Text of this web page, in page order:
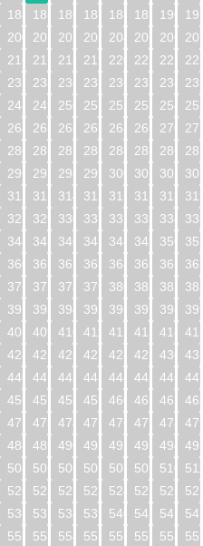
184 185 186 187 188 189 190
200 201 202 203 204 205 206
216 217 218 219 220 221 222
232 233 234 235 236 237 238
248 249 250 251 252 253 254
264 265 266 267 268 269 270
280 281 282 283 284 285 286
296 297 298 299 300 301 302
312 313 314 315 316 317 318
328 329 330 331 332 333 334
344 345 346 347 348 349 350
360 361 362 363 364 365 366
376 377 378 379 380 381 382
392 393 394 395 396 397 398
408 409 410 411 412 413 414
424 425 426 427 428 429 430
440 441 442 443 444 445 446
456 457 458 459 460 461 462
472 473 474 475 476 477 478
488 489 490 491 492 493 494
504 505 506 507 508 509 510
520 521 522 523 524 525 526
536 537 538 539 540 541 542
552 553 554 555 556 557 558